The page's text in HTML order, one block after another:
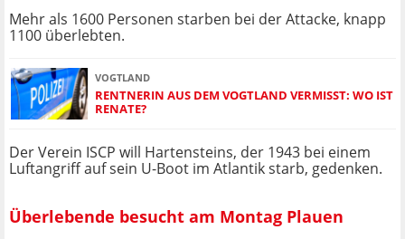
Mehr als 1600 Personen starben bei der Attacke, knapp
1100 überlebten.
VOGTLAND
RENTNERIN AUS DEM VOGTLAND VERMISST: WO IST
RENATE?
Der Verein ISCP will Hartensteins, der 1943 bei einem
Luftangriff auf sein U-Boot im Atlantik starb, gedenken.
Überlebende besucht am Montag Plauen